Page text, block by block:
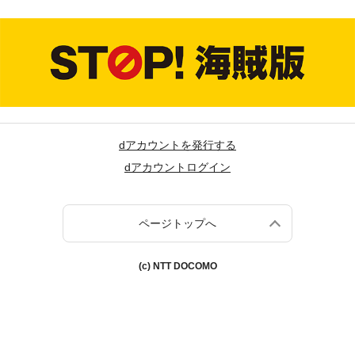
dアカウントを発行する
dアカウントログイン
ページトップへ
(c) NTT DOCOMO